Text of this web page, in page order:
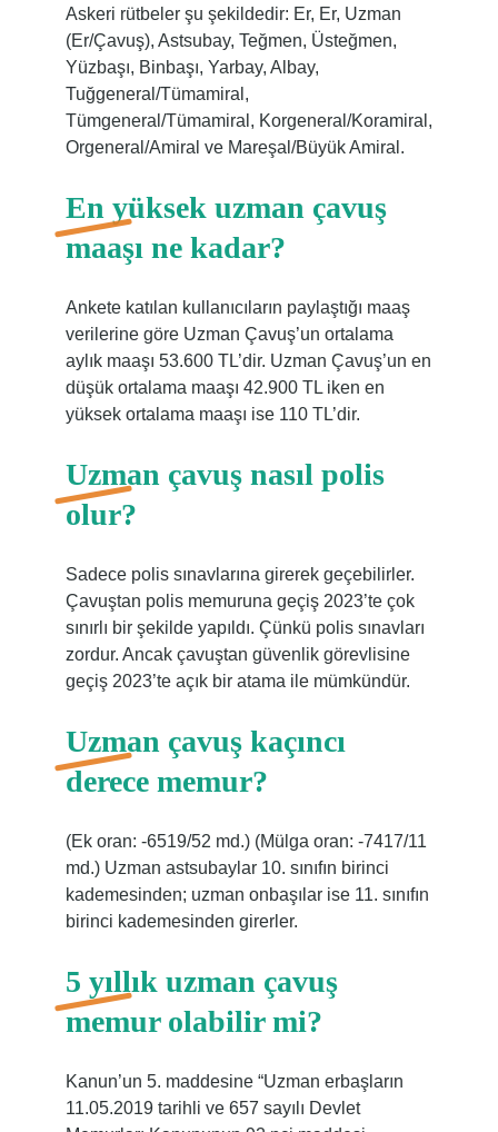
Askeri rütbeler şu şekildedir: Er, Er, Uzman
(Er/Çavuş), Astsubay, Teğmen, Üsteğmen,
Yüzbaşı, Binbaşı, Yarbay, Albay,
Tuğgeneral/Tümamiral,
Tümgeneral/Tümamiral, Korgeneral/Koramiral,
Orgeneral/Amiral ve Mareşal/Büyük Amiral.
En yüksek uzman çavuş
maaşı ne kadar?
Ankete katılan kullanıcıların paylaştığı maaş
verilerine göre Uzman Çavuş’un ortalama
aylık maaşı 53.600 TL’dir. Uzman Çavuş’un en
düşük ortalama maaşı 42.900 TL iken en
yüksek ortalama maaşı ise 110 TL’dir.
Uzman çavuş nasıl polis
olur?
Sadece polis sınavlarına girerek geçebilirler.
Çavuştan polis memuruna geçiş 2023’te çok
sınırlı bir şekilde yapıldı. Çünkü polis sınavları
zordur. Ancak çavuştan güvenlik görevlisine
geçiş 2023’te açık bir atama ile mümkündür.
Uzman çavuş kaçıncı
derece memur?
(Ek oran: -6519/52 md.) (Mülga oran: -7417/11
md.) Uzman astsubaylar 10. sınıfın birinci
kademesinden; uzman onbaşılar ise 11. sınıfın
birinci kademesinden girerler.
5 yıllık uzman çavuş
memur olabilir mi?
Kanun’un 5. maddesine “Uzman erbaşların
11.05.2019 tarihli ve 657 sayılı Devlet